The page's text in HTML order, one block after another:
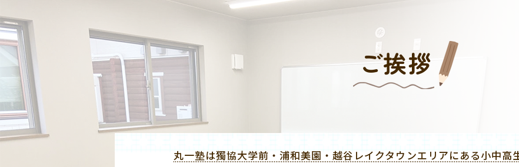
ご挨拶
丸一塾は獨協大学前・浦和美園・越谷レイクタウンエリアにある小中高